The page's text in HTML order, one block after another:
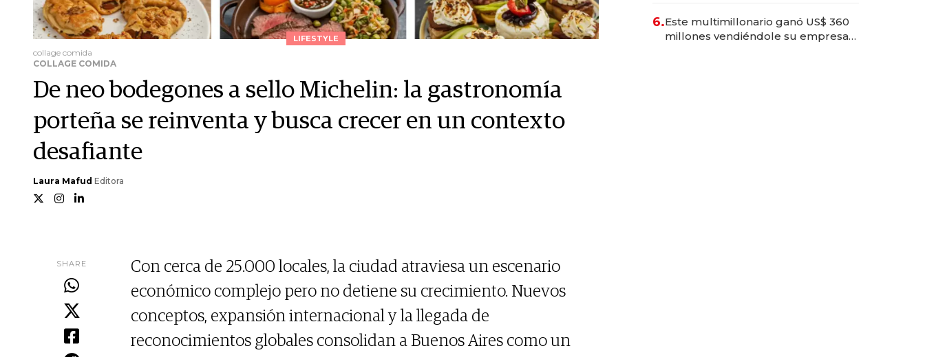
LIFESTYLE
collage comida
COLLAGE COMIDA
De neo bodegones a sello Michelin: la gastronomía
porteña se reinventa y busca crecer en un contexto
desafiante
Laura Mafud Editora
SHARE
Con cerca de 25.000 locales, la ciudad atraviesa un escenario
económico complejo pero no detiene su crecimiento. Nuevos
conceptos, expansión internacional y la llegada de
reconocimientos globales consolidan a Buenos Aires como un
6.Este multimillonario ganó US$ 360
millones vendiéndole su empresa